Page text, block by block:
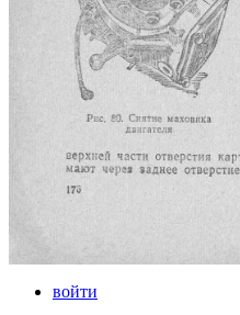
войти